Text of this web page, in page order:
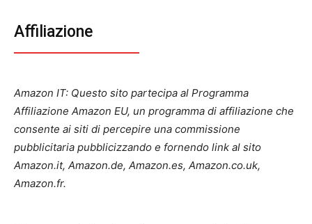
Affiliazione
Amazon IT: Questo sito partecipa al Programma
Affiliazione Amazon EU, un programma di affiliazione che
consente ai siti di percepire una commissione
pubblicitaria pubblicizzando e fornendo link al sito
Amazon.it, Amazon.de, Amazon.es, Amazon.co.uk,
Amazon.fr.